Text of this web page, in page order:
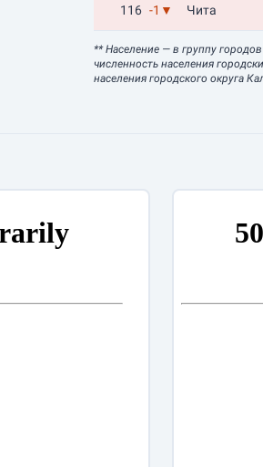
116 -1▼ Чита
** Население — в группу
численность населения
населения городского округа